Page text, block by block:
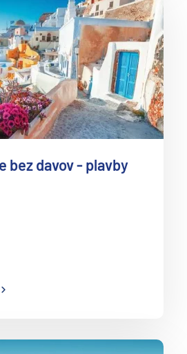
bez davov - plavby